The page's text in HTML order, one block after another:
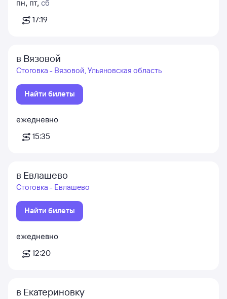
пн, пт, сб
17:19
в Вязовой
Стоговка - Вязовой, Ульяновская область
Найти билеты
ежедневно
15:35
в Евлашево
Стоговка - Евлашево
Найти билеты
ежедневно
12:20
в Екатериновку